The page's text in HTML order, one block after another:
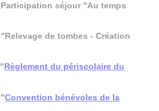
Participation séjour "Au temps
"Relevage de tombes - Création
" Règlement du périscolaire du
"Convention bénévoles de la